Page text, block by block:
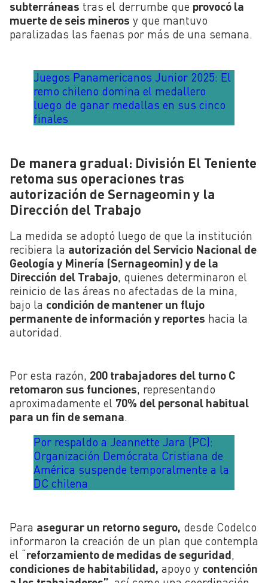
subterráneas tras el derrumbe que provocó la
muerte de seis mineros y que mantuvo
paralizadas las faenas por más de una semana.
Juegos Panamericanos Junior 2025: El
remo chileno domina el medallero
luego de ganar medallas en sus cinco
finales
De manera gradual: División El Teniente
retoma sus operaciones tras
autorización de Sernageomin y la
Dirección del Trabajo
La medida se adoptó luego de que la institución
recibiera la autorización del Servicio Nacional de
Geología y Minería (Sernageomin) y de la
Dirección del Trabajo, quienes determinaron el
reinicio de las áreas no afectadas de la mina,
bajo la condición de mantener un flujo
permanente de información y reportes hacia la
autoridad.
Por esta razón, 200 trabajadores del turno C
retomaron sus funciones, representando
aproximadamente el 70% del personal habitual
para un fin de semana.
Por respaldo a Jeannette Jara (PC):
Organización Demócrata Cristiana de
América suspende temporalmente a la
DC chilena
Para asegurar un retorno seguro, desde Codelco
informaron la creación de un plan que contempla
el “reforzamiento de medidas de seguridad,
condiciones de habitabilidad, apoyo y contención